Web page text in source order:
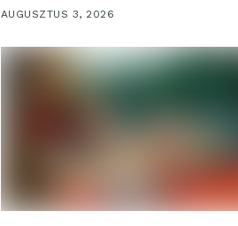
AUGUSZTUS 3, 2026